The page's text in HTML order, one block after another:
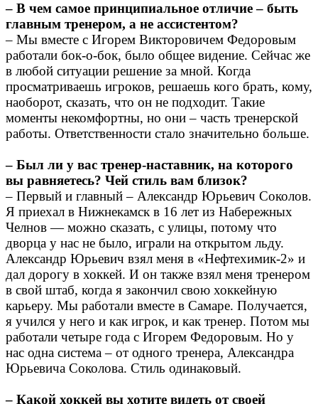
– В чем самое принципиальное отличие – быть
главным тренером, а не ассистентом?
– Мы вместе с Игорем Викторовичем Федоровым
работали бок-о-бок, было общее видение. Сейчас же
в любой ситуации решение за мной. Когда
просматриваешь игроков, решаешь кого брать, кому,
наоборот, сказать, что он не подходит. Такие
моменты некомфортны, но они – часть тренерской
работы. Ответственности стало значительно больше.
– Был ли у вас тренер-наставник, на которого
вы равняетесь? Чей стиль вам близок?
– Первый и главный – Александр Юрьевич Соколов.
Я приехал в Нижнекамск в 16 лет из Набережных
Челнов — можно сказать, с улицы, потому что
дворца у нас не было, играли на открытом льду.
Александр Юрьевич взял меня в «Нефтехимик-2» и
дал дорогу в хоккей. И он также взял меня тренером
в свой штаб, когда я закончил свою хоккейную
карьеру. Мы работали вместе в Самаре. Получается,
я учился у него и как игрок, и как тренер. Потом мы
работали четыре года с Игорем Федоровым. Но у
нас одна система – от одного тренера, Александра
Юрьевича Соколова. Стиль одинаковый.
– Какой хоккей вы хотите видеть от своей